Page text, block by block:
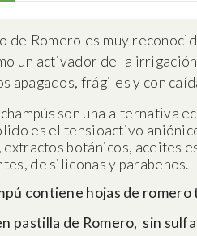
de Romero es muy
un activador de la
apagados, frágiles y con
son una alternativa
es el tensioactivo
extractos botánicos, aceites
de siliconas y parabenos.
contiene hojas de
pastilla de Romero, sin